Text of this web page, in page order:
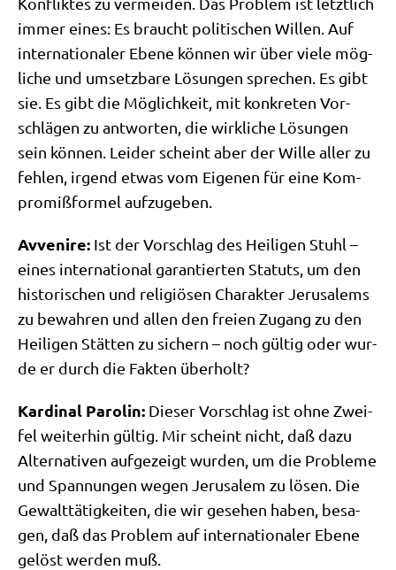
immer eines: Es braucht poli­ti­schen Wil­len. Auf
inter­na­tio­na­ler Ebe­ne kön­nen wir über vie­le mög­
li­che und umsetz­ba­re Lösun­gen spre­chen. Es gibt
sie. Es gibt die Mög­lich­keit, mit kon­kre­ten Vor­
schlä­gen zu ant­wor­ten, die wirk­li­che Lösun­gen
sein kön­nen. Lei­der scheint aber der Wil­le aller zu
feh­len, irgend etwas vom Eige­nen für eine Kom­
pro­miß­for­mel aufzugeben.
Avve­ni­re: Ist der Vor­schlag des Hei­li­gen Stuhl –
eines inter­na­tio­nal garan­tier­ten Sta­tuts, um den
histo­ri­schen und reli­giö­sen Cha­rak­ter Jeru­sa­lems
zu bewah­ren und allen den frei­en Zugang zu den
Hei­li­gen Stät­ten zu sichern – noch gül­tig oder wur­
de er durch die Fak­ten überholt?
Kar­di­nal Paro­lin: Die­ser Vor­schlag ist ohne Zwei­
fel wei­ter­hin gül­tig. Mir scheint nicht, daß dazu
Alter­na­ti­ven auf­ge­zeigt wur­den, um die Pro­ble­me
und Span­nun­gen wegen Jeru­sa­lem zu lösen. Die
Gewalt­tä­tig­kei­ten, die wir gese­hen haben, besa­
gen, daß das Pro­blem auf inter­na­tio­na­ler Ebe­ne
gelöst wer­den muß.